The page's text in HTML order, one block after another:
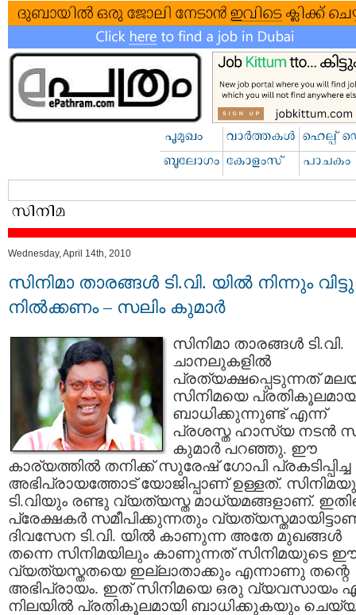
Wednesday, April 14th, 2010
സിനിമാ താരങ്ങള്‍ ടി.വി. യില്‍ നിന്നും വിട്ടു
നില്‍ക്കണം – സലിം കുമാര്‍
സിനിമാ താരങ്ങള്‍ ടി.വി.
ചാനലുകളില്‍
പ്രത്യക്ഷപ്പെടുന്നത്
സിനിമയെ
ബാധിക്കുന്നുണ്ട് എന്ന്
പ്രശസ്ത ഹാസ്യ നടന്‍
കുമാര്‍ പറഞ്ഞു. ഈ
കാര്യത്തില്‍ തനിക്ക്‌ സുരേഷ് ഗോപി പ്രകടിപ്പിച്ച
അഭിപ്രായത്തോട് യോജിപ്പാണ് ഉള്ളത്.
ടി.വിയും രണ്ടു വ്യത്യസ്ത മാധ്യമങ്ങളാണ്.
പ്രേക്ഷകര്‍ സമീപിക്കുന്നതും
ദിവസേന ടി.വി. യില്‍ കാണുന്ന അതേ മുഖങ്ങള്‍
തന്നെ സിനിമയിലും കാണുന്നത് സിനിമയുടെ
വ്യത്യസ്തതയെ ഇല്ലാതാക്കും എന്നാണു തന്റെ
അഭിപ്രായം. ഇത് സിനിമയെ ഒരു വ്യവസായം
നിലയില്‍ പ്രതികൂലമായി ബാധിക്കുകയും